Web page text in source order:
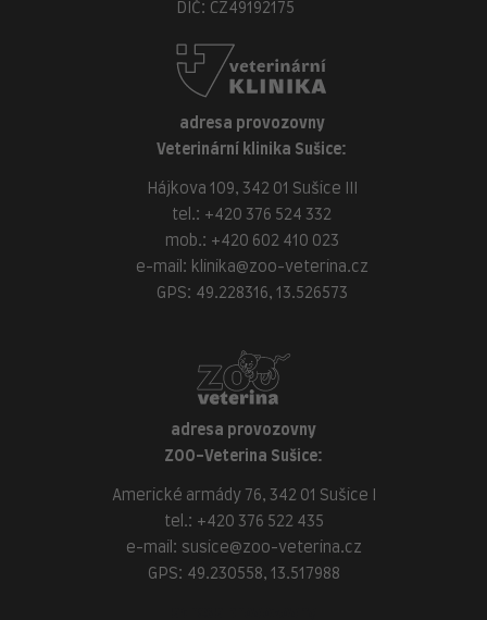
DIČ: CZ49192175
adresa provozovny
Veterinární klinika Sušice:
Hájkova 109, 342 01 Sušice III
tel.: +420 376 524 332
mob.: +420 602 410 023
e-mail: klinika@zoo-veterina.cz
GPS: 49.228316, 13.526573
adresa provozovny
ZOO-Veterina Sušice:
Americké armády 76, 342 01 Sušice I
tel.: +420 376 522 435
e-mail: susice@zoo-veterina.cz
GPS: 49.230558, 13.517988